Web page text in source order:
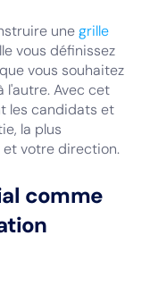
unegrille
vous définissez
vous souhaitez
l'autre. Avec cet
les candidats et
la plus
votre direction.
comme